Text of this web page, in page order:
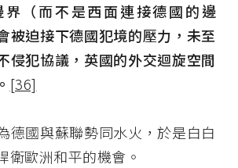
界（而不是西面連接德國的邊
被迫接下德國犯境的壓力，未至
侵犯協議，英國的外交迴旋空間
[36]
德國與蘇聯勢同水火，於是白白
衛歐洲和平的機會。